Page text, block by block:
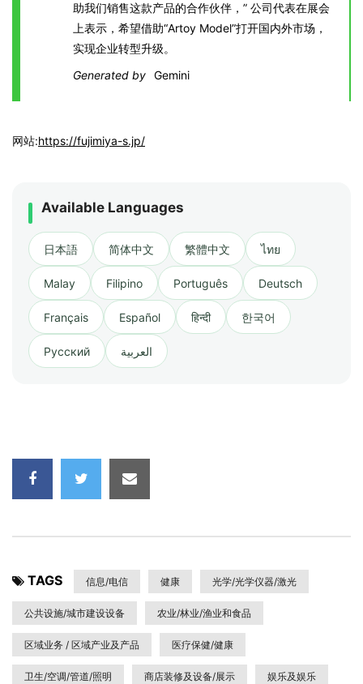
助我们销售这款产品的合作伙伴，” 公司代表在展会
上表示，希望借助“Artoy Model”打开国内外市场，
实现企业转型升级。
Generated by Gemini
网站:https://fujimiya-s.jp/
Available Languages
日本語 简体中文 繁體中文 ไทย
Malay Filipino Português Deutsch
Français Español हिन्दी 한국어
Русский العربية
TAGS 信息/电信 健康 光学/光学仪器/激光
公共设施/城市建设设备 农业/林业/渔业和食品
区域业务 / 区域产业及产品 医疗保健/健康
卫生/空调/管道/照明 商店装修及设备/展示 娱乐及娱乐